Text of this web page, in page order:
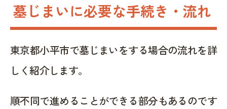
墓じまいに必要な手続き・流れ
東京都小平市で墓じまいをする場合の流れを詳
しく紹介します。
順不同で進めることができる部分もあるのです